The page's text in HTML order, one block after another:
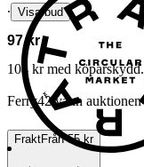
∙ Visa bud
97 kr
104 kr med köparskydd.
Ferry42 vann auktionen
FraktFrån 55 kr